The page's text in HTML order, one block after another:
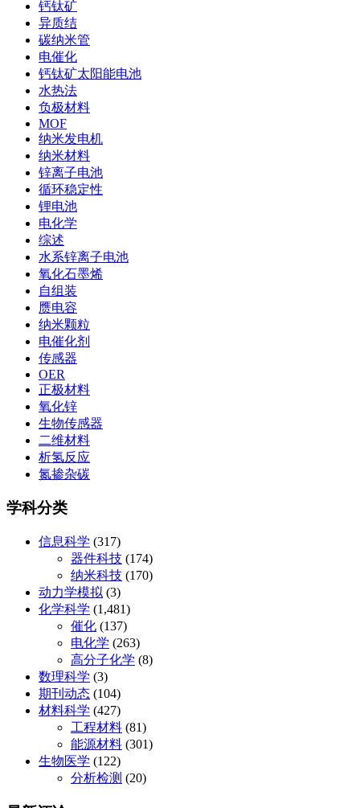
钙钛矿
异质结
碳纳米管
电催化
钙钛矿太阳能电池
水热法
负极材料
MOF
纳米发电机
纳米材料
锌离子电池
循环稳定性
锂电池
电化学
综述
水系锌离子电池
氧化石墨烯
自组装
赝电容
纳米颗粒
电催化剂
传感器
OER
正极材料
氧化锌
生物传感器
二维材料
析氢反应
氮掺杂碳
学科分类
信息科学 (317)
器件科技 (174)
纳米科技 (170)
动力学模拟 (3)
化学科学 (1,481)
催化 (137)
电化学 (263)
高分子化学 (8)
数理科学 (3)
期刊动态 (104)
材料科学 (427)
工程材料 (81)
能源材料 (301)
生物医学 (122)
分析检测 (20)